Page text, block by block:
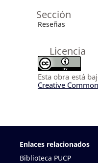
Sección
Reseñas
Licencia
Esta obra está
Creative
Enlaces relacionados
Biblioteca PUCP